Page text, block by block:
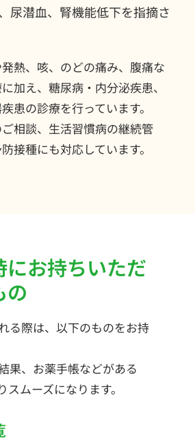
尿潜血、腎機能低下を指摘さ
熱、咳、のどの痛み、腹痛な
加え、糖尿病・内分泌疾患、
患の診療を行っています。
相談、生活習慣病の継続管
接種にも対応しています。
にお持ちいただ
の
る際は、以下のものをお持
果、お薬手帳などがある
スムーズになります。